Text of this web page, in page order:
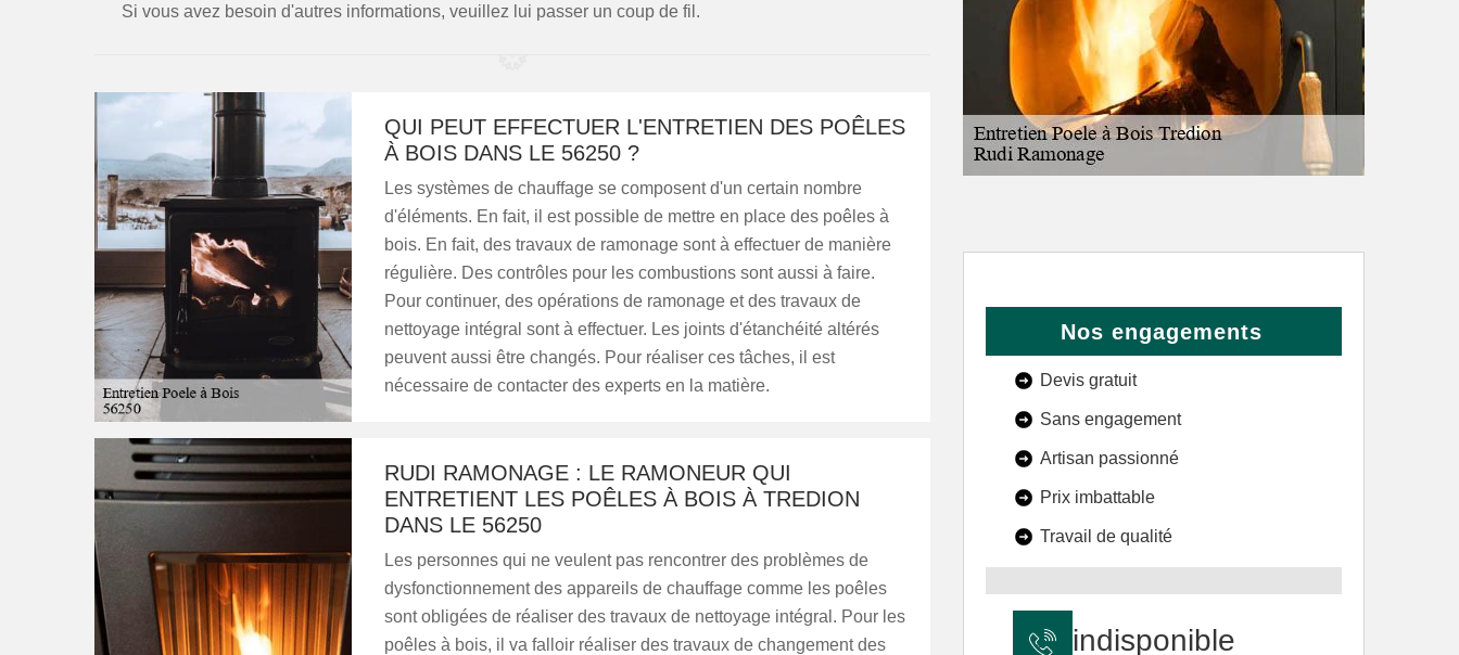
Si vous avez besoin d'autres informations, veuillez lui passer un coup de fil.
QUI PEUT EFFECTUER L'ENTRETIEN DES POÊLES
À BOIS DANS LE 56250 ?
Les systèmes de chauffage se composent d'un certain nombre
d'éléments. En fait, il est possible de mettre en place des poêles à
bois. En fait, des travaux de ramonage sont à effectuer de manière
régulière. Des contrôles pour les combustions sont aussi à faire.
Pour continuer, des opérations de ramonage et des travaux de
nettoyage intégral sont à effectuer. Les joints d'étanchéité altérés
peuvent aussi être changés. Pour réaliser ces tâches, il est
nécessaire de contacter des experts en la matière.
RUDI RAMONAGE : LE RAMONEUR QUI
ENTRETIENT LES POÊLES À BOIS À TREDION
DANS LE 56250
Les personnes qui ne veulent pas rencontrer des problèmes de
dysfonctionnement des appareils de chauffage comme les poêles
sont obligées de réaliser des travaux de nettoyage intégral. Pour les
poêles à bois, il va falloir réaliser des travaux de changement des
Nos engagements
Devis gratuit
Sans engagement
Artisan passionné
Prix imbattable
Travail de qualité
indisponible